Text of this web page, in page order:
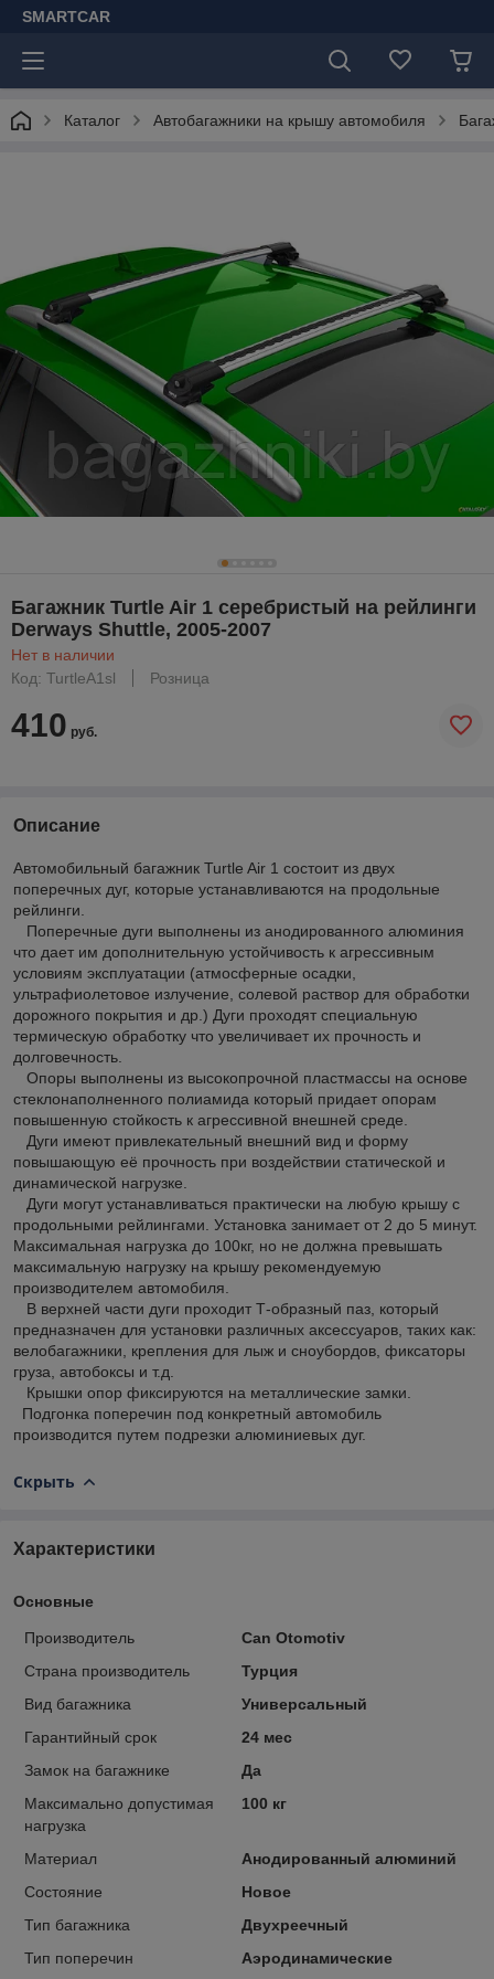
SMARTCAR
Каталог Автобагажники на крышу автомобиля
Багажник Turtle Air 1 серебристый на рейлинги
Derways Shuttle, 2005-2007
Нет в наличии
Код: TurtleA1sl
Розница
410 руб.
Описание
Автомобильный багажник Turtle Air 1 состоит из двух
поперечных дуг, которые устанавливаются на продольные
рейлинги.
Поперечные дуги выполнены из анодированного алюминия
что дает им дополнительную устойчивость к агрессивным
условиям эксплуатации (атмосферные осадки,
ультрафиолетовое излучение, солевой раствор для обработки
дорожного покрытия и др.) Дуги проходят специальную
термическую обработку что увеличивает их прочность и
долговечность.
Опоры выполнены из высокопрочной пластмассы на основе
стеклонаполненного полиамида который придает опорам
повышенную стойкость к агрессивной внешней среде.
Дуги имеют привлекательный внешний вид и форму
повышающую её прочность при воздействии статической и
динамической нагрузке.
Дуги могут устанавливаться практически на любую крышу с
продольными рейлингами. Установка занимает от 2 до 5 минут.
Максимальная нагрузка до 100кг, но не должна превышать
максимальную нагрузку на крышу рекомендуемую
производителем автомобиля.
В верхней части дуги проходит Т-образный паз, который
предназначен для установки различных аксессуаров, таких как:
велобагажники, крепления для лыж и сноубордов, фиксаторы
груза, автобоксы и т.д.
Крышки опор фиксируются на металлические замки.
Подгонка поперечин под конкретный автомобиль
производится путем подрезки алюминиевых дуг.
Скрыть
Характеристики
Основные
Производитель
Can Otomotiv
Страна производитель
Турция
Вид багажника
Универсальный
Гарантийный срок
24 мес
Замок на багажнике
Да
Максимально допустимая
нагрузка
100 кг
Материал
Анодированный алюминий
Состояние
Новое
Тип багажника
Двухреечный
Тип поперечин
Аэродинамические